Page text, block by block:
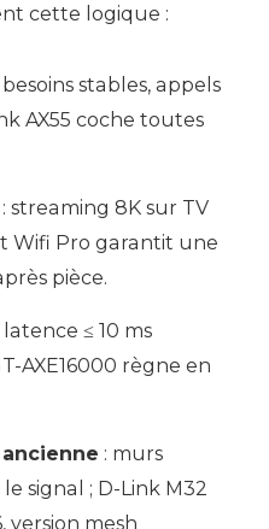
cette logique :
besoins stables, appels
AX55 coche toutes
: streaming 8K sur TV
Wifi Pro garantit une
pièce.
latence ≤ 10 ms
AXE16000 règne en
: murs
signal ; D-Link M32
version mesh